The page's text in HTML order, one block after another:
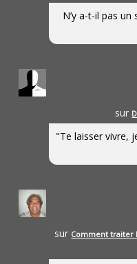
N’y a-t-il pas
sur
"Te laisser vivre,
sur Comment traiter